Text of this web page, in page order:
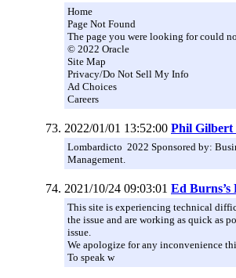
Home
Page Not Found
The page you were looking for could
© 2022 Oracle
Site Map
Privacy/Do Not Sell My Info
Ad Choices
Careers
2022/01/01 13:52:00 Phil Gilbert
Lombardicto 2022 Sponsored by:
Management.
2021/10/24 09:03:01 Ed Burns’s
This site is experiencing technical
the issue and are working as quick as
issue.
We apologize for any inconvenience
To speak w